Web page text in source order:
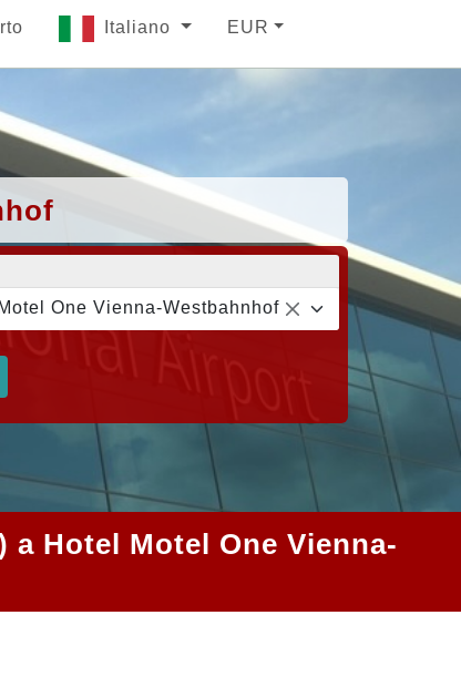
Italiano EUR
One Vienna-Westbahnhof
Hotel Motel One Vienna-